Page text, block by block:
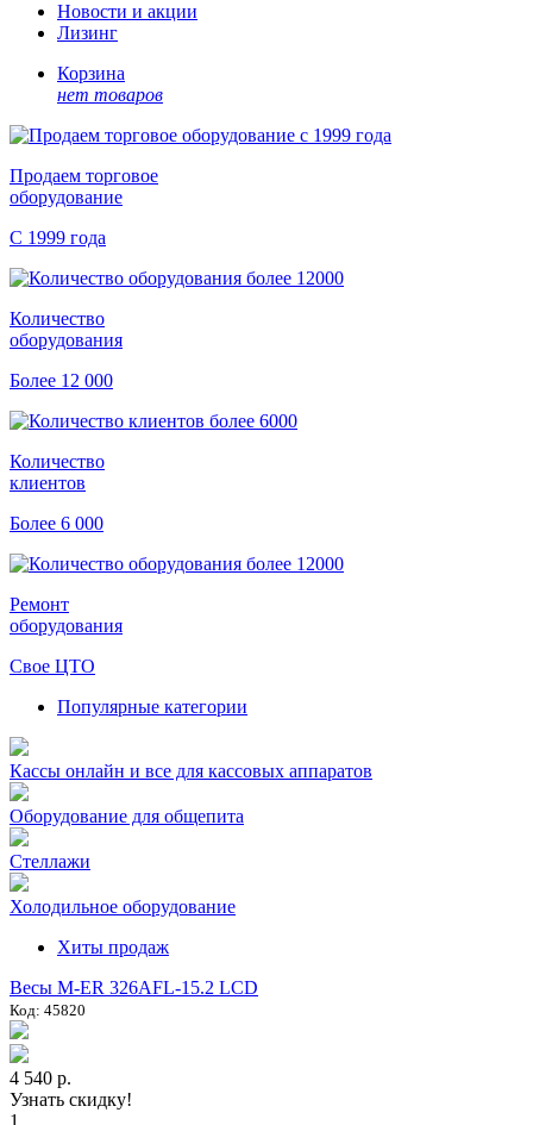
Новости и акции
Лизинг
Корзина
нет товаров
Продаем торговое
оборудование
С 1999 года
Количество
оборудования
Более 12 000
Количество
клиентов
Более 6 000
Ремонт
оборудования
Свое ЦТО
Популярные категории
Кассы онлайн и все для кассовых аппаратов
Оборудование для общепита
Стеллажи
Холодильное оборудование
Хиты продаж
Весы M-ER 326AFL-15.2 LCD
Код: 45820
4 540 р.
Узнать скидку!
1